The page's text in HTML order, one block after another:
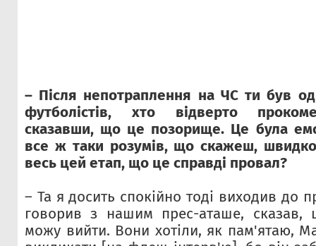
– Після непотраплення на ЧС ти був
футболістів, хто відверто
сказавши, що це позорище. Це була
все ж таки розумів, що скажеш,
весь цей етап, що це справді провал?
– Та я досить спокійно тоді виходив до
говорив з нашим прес-аташе,
можу вийти. Вони хотіли, як пам'ятаю,